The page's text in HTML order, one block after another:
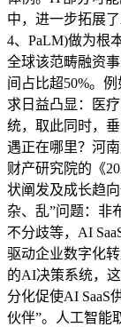
中，进一步拓展
4、PaLM)做为根
全球该范畴融资
间占比超50%。
求日益凸显：医
统，取此同时，
遇正在哪里？河
财产研究院的《
状阐发及成长趋
杂、乱”问题：非
不分歧等，AI
驱动企业数字化
的AI决策系统，
分化促使AI SaaS
伙伴”。人工智能